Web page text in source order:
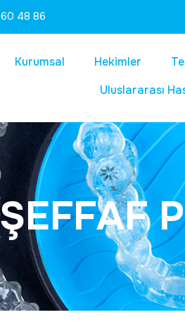
48 86
Kurumsal Hekimler
Uluslararası
ŞEFFAF P